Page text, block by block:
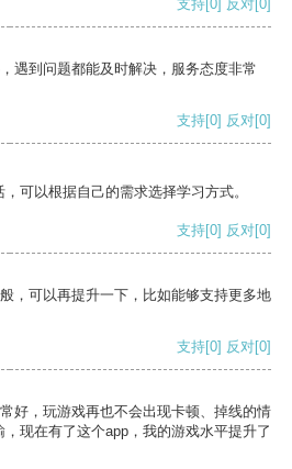
支持[0] 反对[0]
遇到问题都能及时解决，服务态度非常
支持[0] 反对[0]
可以根据自己的需求选择学习方式。
支持[0] 反对[0]
，可以再提升一下，比如能够支持更多地
支持[0] 反对[0]
好，玩游戏再也不会出现卡顿、掉线的情
现在有了这个app，我的游戏水平提升了